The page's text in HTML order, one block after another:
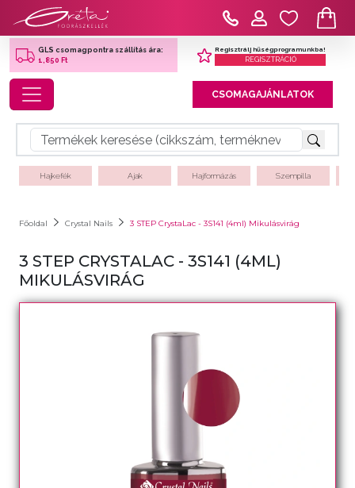
GLS csomagpontra szállítás ára:
1,850 Ft
Regisztrálj hűségprogramunkba!
REGISZTRÁCIÓ
Toggle navigation CSOMAGAJÁNLATOK
Hajkefék Ajak Hajformázás Szempilla
Főoldal Crystal Nails 3 STEP CrystaLac - 3S141 (4ml) Mikulásvirág
3 STEP CRYSTALAC - 3S141 (4ML)
MIKULÁSVIRÁG